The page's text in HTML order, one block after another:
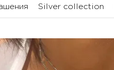
Silver collection